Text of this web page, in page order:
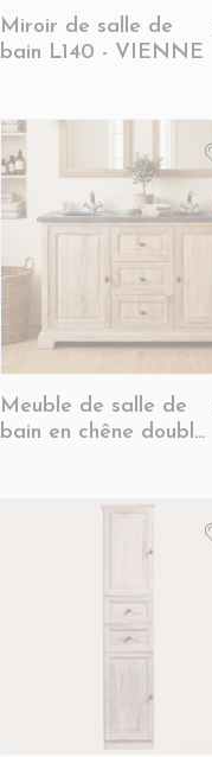
Miroir de salle de
bain L140 - VIENNE
Meuble de salle de
bain en chêne double